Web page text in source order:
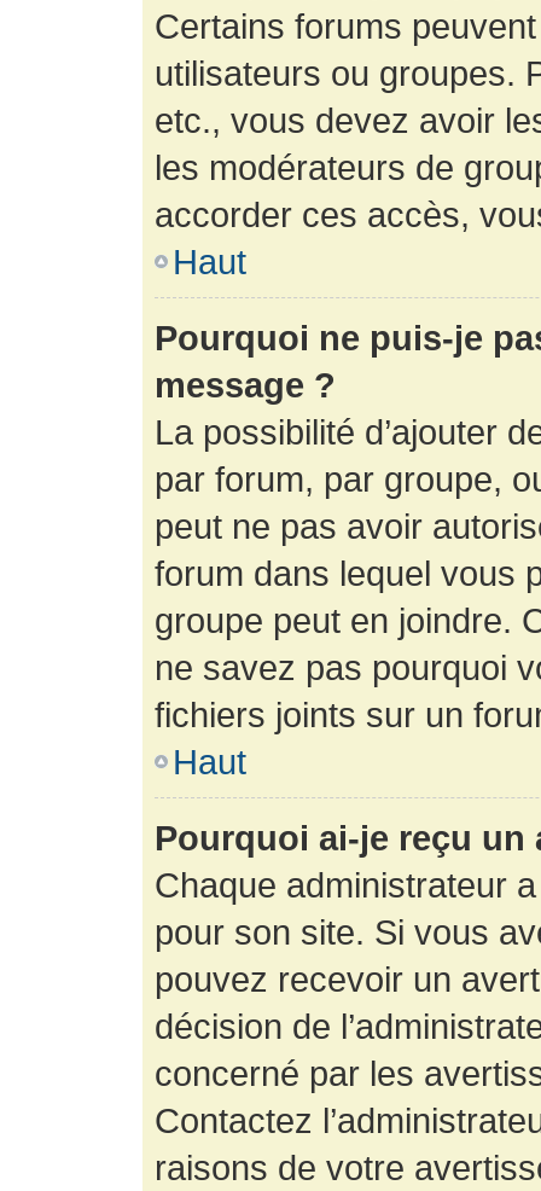
Certains forums
utilisateurs ou groupes.
etc., vous devez avoir
les modérateurs de
accorder ces accès,
Haut
Pourquoi ne puis-je
message ?
La possibilité d’ajouter
par forum, par groupe,
peut ne pas avoir
forum dans lequel vous
groupe peut en joindre.
ne savez pas pourquoi
fichiers joints sur un
Haut
Pourquoi ai-je reçu un
Chaque administrateur
pour son site. Si vous
pouvez recevoir un
décision de
concerné par les
Contactez
raisons de votre